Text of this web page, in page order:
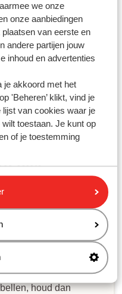
we onze
onze aanbiedingen
van eerste en
andere partijen jouw
inhoud en advertenties
je akkoord met het
'Beheren’ klikt, vind je
lijst van cookies waar je
toestaan. Je kunt op
of je toestemming
op de gratis
geschikt voor
Sunweb?
van een auto?
niet
+3232590910. Je kunt
houd dan